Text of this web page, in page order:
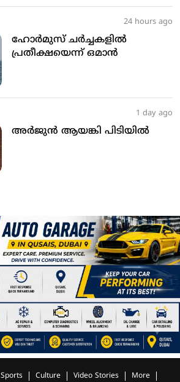
24 hours ago
ഹോർമുസ് ചർച്ചകളിൽ
പ്രതീക്ഷയെന്ന് ഒമാൻ
1 day ago
അര്‍ജുന്‍ ആയങ്കി പിടിയില്‍
Sports Culture Video Stories More